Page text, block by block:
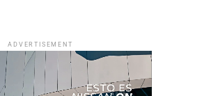
ADVERTISEMENT